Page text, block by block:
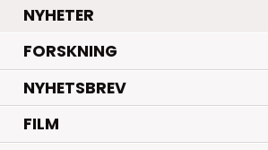
NYHETER.
FORSKNING.
NYHETSBREV
FILM